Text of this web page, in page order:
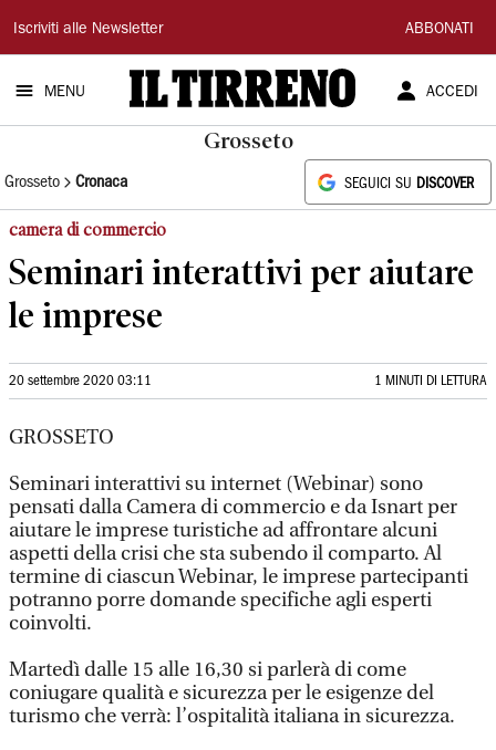
Il
Tirreno
Iscriviti alle Newsletter ABBONATI
MENU ACCEDI
Grosseto
Grosseto Cronaca SEGUICI SU DISCOVER
camera di commercio
Seminari interattivi per aiutare
le imprese
20 settembre 2020 03:11 1 MINUTI DI LETTURA
GROSSETO
Seminari interattivi su internet (Webinar) sono
pensati dalla Camera di commercio e da Isnart per
aiutare le imprese turistiche ad affrontare alcuni
aspetti della crisi che sta subendo il comparto. Al
termine di ciascun Webinar, le imprese partecipanti
potranno porre domande specifiche agli esperti
coinvolti.
Martedì dalle 15 alle 16,30 si parlerà di come
coniugare qualità e sicurezza per le esigenze del
turismo che verrà: l’ospitalità italiana in sicurezza.